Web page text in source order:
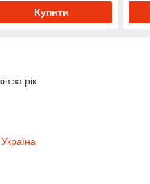
Купити
за рік